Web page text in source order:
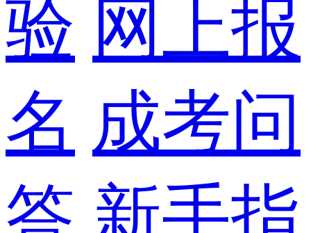
验 网上报
名 成考问
答 新手指